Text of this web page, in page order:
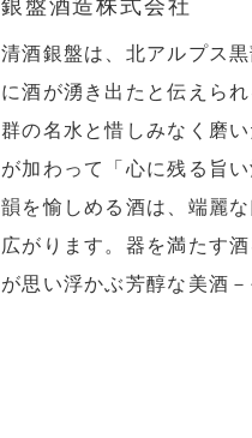
銀盤酒造株式会社
清酒銀盤は、北アルプス
に酒が湧き出たと伝えら
群の名水と惜しみなく磨
が加わって「心に残る旨
韻を愉しめる酒は、端麗
広がります。器を満たす
が思い浮かぶ芳醇な美酒